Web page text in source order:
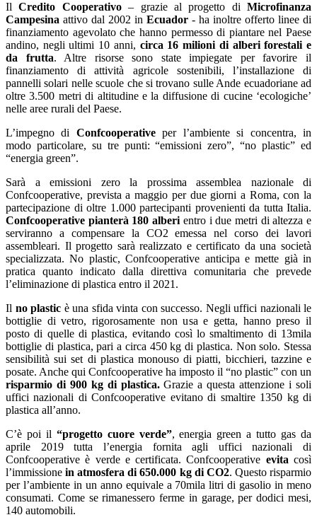
IlCredito Cooperativo– grazie al progetto di Microfinanza
Campesina attivo dal 2002 in Ecuador - ha inoltre offerto linee di
finanziamento agevolato che hanno permesso di piantare nel Paese
andino, negli ultimi 10 anni, circa 16 milioni di alberi forestali e
da frutta. Altre risorse sono state impiegate per favorire il
finanziamento di attività agricole sostenibili, l’installazione di
pannelli solari nelle scuole che si trovano sulle Ande ecuadoriane ad
oltre 3.500 metri di altitudine e la diffusione di cucine ‘ecologiche’
nelle aree rurali del Paese.
L’impegno di Confcooperativeper l’ambiente si concentra, in
modo particolare, su tre punti: “emissioni zero”, “no plastic” ed
“energia green”.
Sarà a emissioni zero la prossima assemblea nazionale di
Confcooperative, prevista a maggio per due giorni a Roma, con la
partecipazione di oltre 1.000 partecipanti provenienti da tutta Italia.
Confcooperative pianterà 180 alberi entro i due metri di altezza e
serviranno a compensare la CO2 emessa nel corso dei lavori
assembleari. Il progetto sarà realizzato e certificato da una società
specializzata. No plastic, Confcooperative anticipa e mette già in
pratica quanto indicato dalla direttiva comunitaria che prevede
l’eliminazione di plastica entro il 2021.
Il no plastic è una sfida vinta con successo. Negli uffici nazionali le
bottiglie di vetro, rigorosamente non usa e getta, hanno preso il
posto di quelle di plastica, evitando così lo smaltimento di 13mila
bottiglie di plastica, pari a circa 450 kg di plastica. Non solo. Stessa
sensibilità sui set di plastica monouso di piatti, bicchieri, tazzine e
posate. Anche qui Confcooperative ha imposto il “no plastic” con un
risparmio di 900 kg di plastica.Grazie a questa attenzione i soli
uffici nazionali di Confcooperative evitano di smaltire 1350 kg di
plastica all’anno.
C’è poi il “progetto cuore verde”, energia green a tutto gas da
aprile 2019 tutta l’energia fornita agli uffici nazionali di
Confcooperative è verde e certificata. Confcooperative evita così
l’immissionein atmosfera di 650.000 kg di CO2. Questo risparmio
per l’ambiente in un anno equivale a 70mila litri di gasolio in meno
consumati. Come se rimanessero ferme in garage, per dodici mesi,
140 automobili.